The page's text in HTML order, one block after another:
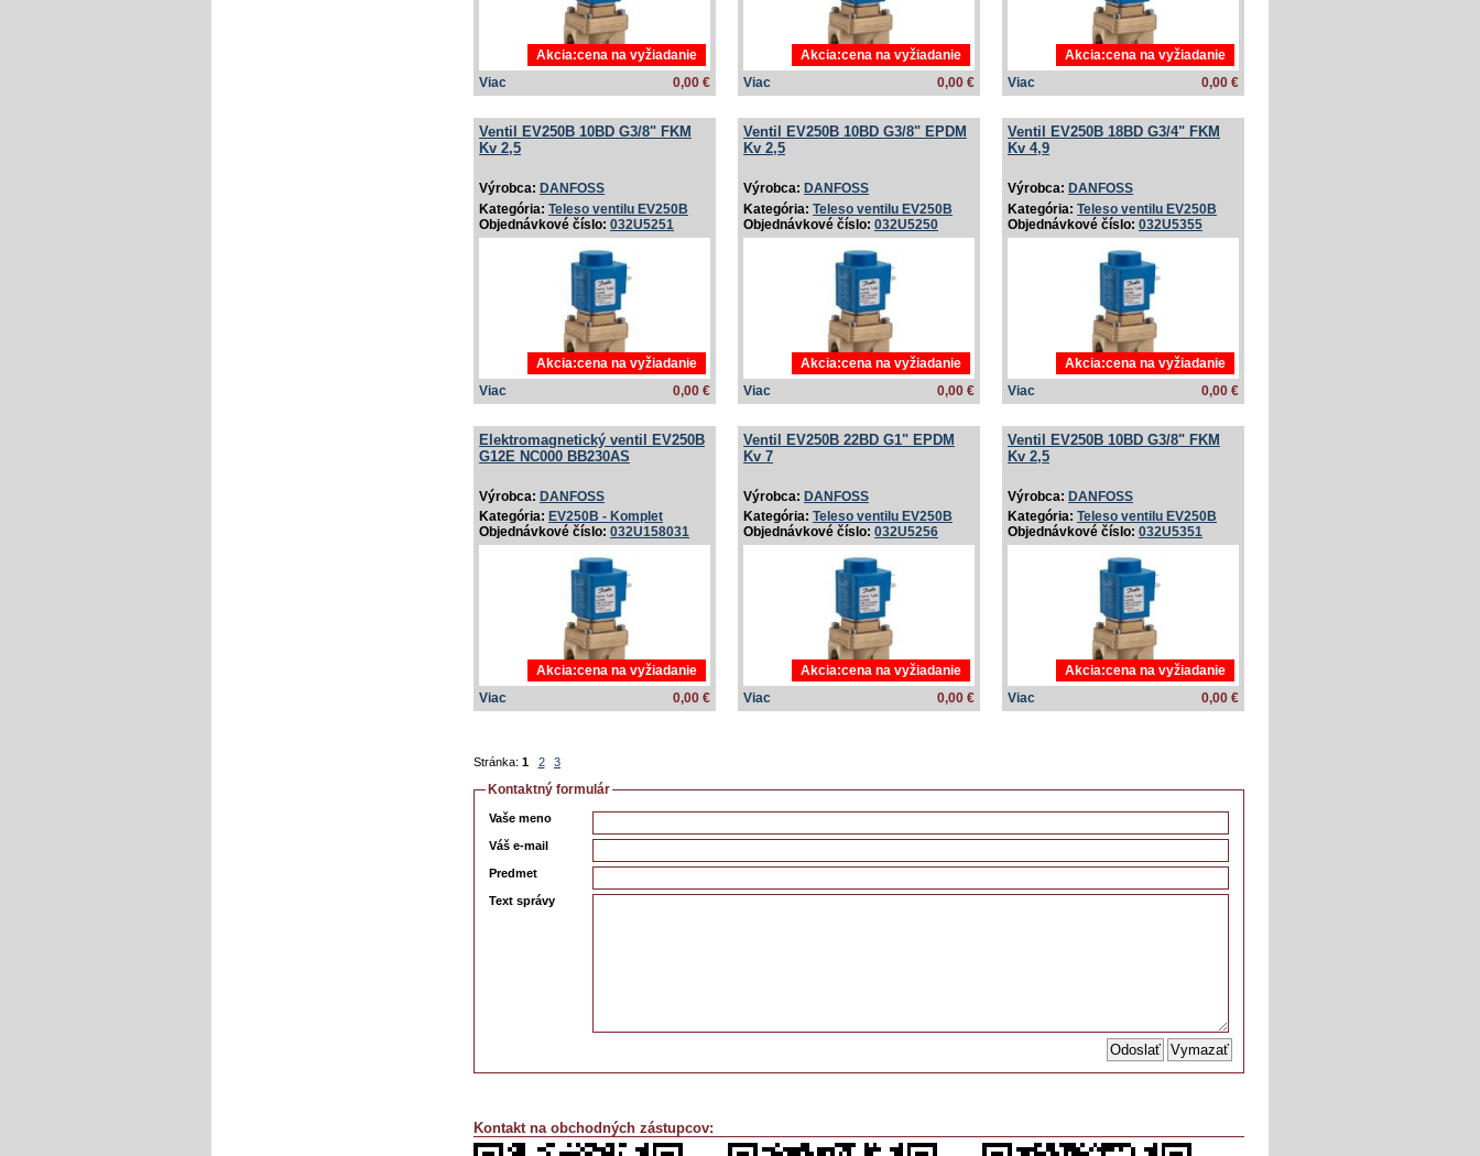
0,00 €
Viac
Akcia:cena na vyžiadanie
0,00 €
Viac
Akcia:cena na vyžiadanie
0,00 €
Viac
Akcia:cena na vyžiadanie
Ventil EV250B 10BD G3/­8" FKM
Kv 2,5
Výrobca: DANFOSS
Kategória: Teleso ventilu EV250B
Objednávkové číslo: 032U5251
0,00 €
Viac
Akcia:cena na vyžiadanie
Ventil EV250B 10BD G3/­8" EPDM
Kv 2,5
Výrobca: DANFOSS
Kategória: Teleso ventilu EV250B
Objednávkové číslo: 032U5250
0,00 €
Viac
Akcia:cena na vyžiadanie
Ventil EV250B 18BD G3/­4" FKM
Kv 4,9
Výrobca: DANFOSS
Kategória: Teleso ventilu EV250B
Objednávkové číslo: 032U5355
0,00 €
Viac
Akcia:cena na vyžiadanie
Elektromagnetický ventil EV250B
G12E NC000 BB230AS
Výrobca: DANFOSS
Kategória: EV250B - Komplet
Objednávkové číslo: 032U158031
0,00 €
Viac
Akcia:cena na vyžiadanie
Ventil EV250B 22BD G1" EPDM
Kv 7
Výrobca: DANFOSS
Kategória: Teleso ventilu EV250B
Objednávkové číslo: 032U5256
0,00 €
Viac
Akcia:cena na vyžiadanie
Ventil EV250B 10BD G3/­8" FKM
Kv 2,5
Výrobca: DANFOSS
Kategória: Teleso ventilu EV250B
Objednávkové číslo: 032U5351
0,00 €
Viac
Akcia:cena na vyžiadanie
Stránka: 1 2 3
Kontaktný formulár
Vaše meno
Váš e-mail
Predmet
Text správy
Kontakt na obchodných zástupcov: